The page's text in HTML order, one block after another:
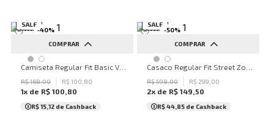
SALE
-40%
COMPRAR
PP P M G
GG
XGG
R$168,00 R$ 100 80
1x de R$ 100,80
R$ 15,12 de Cashback
SALE
-50%
COMPRAR
PP P M G
GG
XGG
R$598,00 R$ 299 00
2x de R$ 149,50
R$ 44,85 de Cashback